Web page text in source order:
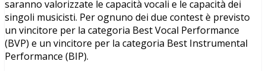
saranno valorizzate le capacità vocali e le capacità dei
singoli musicisti. Per ognuno dei due contest è previsto
un vincitore per la categoria Best Vocal Performance
(BVP) e un vincitore per la categoria Best Instrumental
Performance (BIP).